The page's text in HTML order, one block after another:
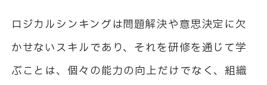
ロジカルシンキングは問題解決や意思決定に欠
かせないスキルであり、それを研修を通じて学
ぶことは、個々の能力の向上だけでなく、組織